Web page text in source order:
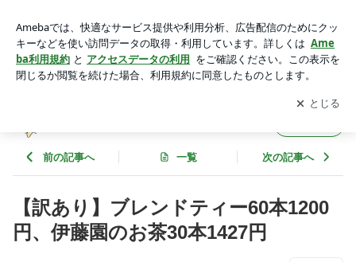
27円 | ☆☆メルの気楽にプチ稼ぎ☆☆
アプリをダウンロードして ブログの更新通知
を受け取りまし
ょう。
開く
前の記事へ 一覧 次の記事へ
【訳あり】ブレンドティー60本1200
円、伊藤園のお茶30本1427円